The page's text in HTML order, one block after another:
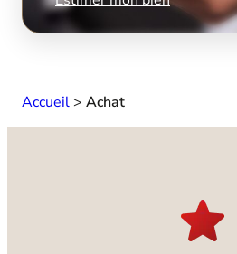
Accueil > Achat